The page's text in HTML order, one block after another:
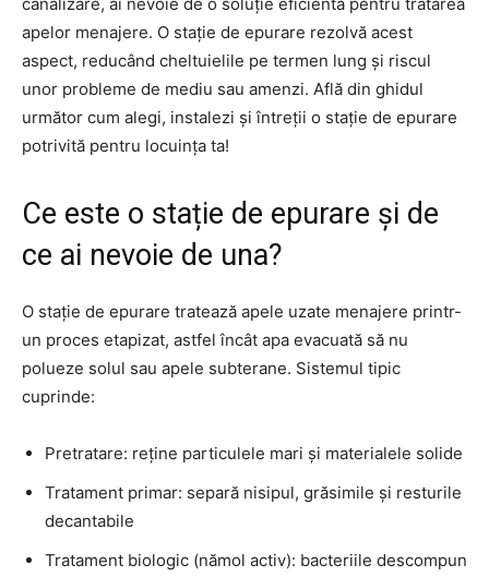
apelor menajere. O stație de epurare rezolvă acest
aspect, reducând cheltuielile pe termen lung și riscul
unor probleme de mediu sau amenzi. Află din ghidul
următor cum alegi, instalezi și întreții o stație de epurare
potrivită pentru locuința ta!
Ce este o stație de epurare și de
ce ai nevoie de una?
O stație de epurare tratează apele uzate menajere printr-
un proces etapizat, astfel încât apa evacuată să nu
polueze solul sau apele subterane. Sistemul tipic
cuprinde:
Pretratare: reține particulele mari și materialele solide
Tratament primar: separă nisipul, grăsimile și resturile
decantabile
Tratament biologic (nămol activ): bacteriile descompun